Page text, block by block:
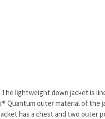
lightweight down jacket is
Quantum outer material of the
has a chest and two outer